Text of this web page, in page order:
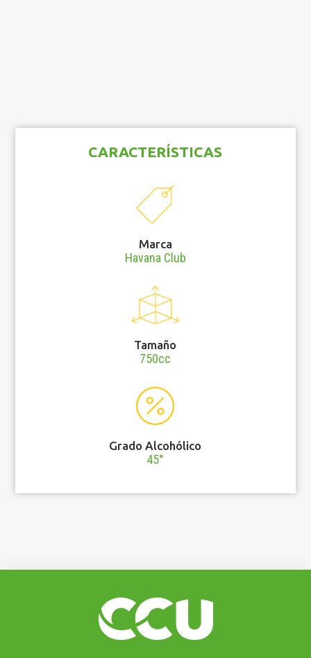
CARACTERÍSTICAS
Marca
Havana Club
Tamaño
750cc
Grado Alcohólico
45°